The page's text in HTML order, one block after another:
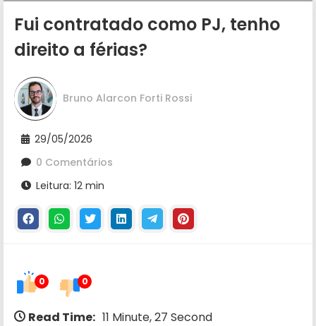
Fui contratado como PJ, tenho
direito a férias?
Bruno Alarcon Forti Rossi
29/05/2026
0 Comentários
Leitura: 12 min
0 0
Read Time: 11 Minute, 27 Second